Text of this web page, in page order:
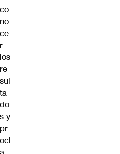
co
no
ce
r
los
re
sul
ta
do
s y
pr
ocl